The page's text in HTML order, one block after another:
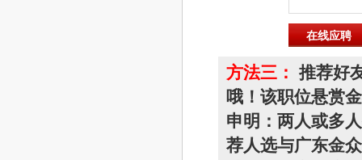
方法三：
推荐好
哦！该职位悬赏
申明：两人或多
荐人选与广东金